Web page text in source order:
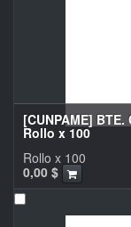
[CUNPAME] BTE.
Rollo x 100
0,00 $
Rollo x 100